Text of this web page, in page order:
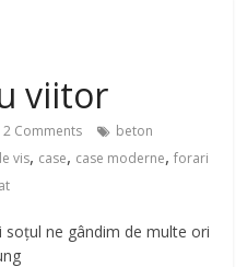
viitor
2 Comments
beton
vis, case, case moderne,forari
soțul ne gândim de multe ori